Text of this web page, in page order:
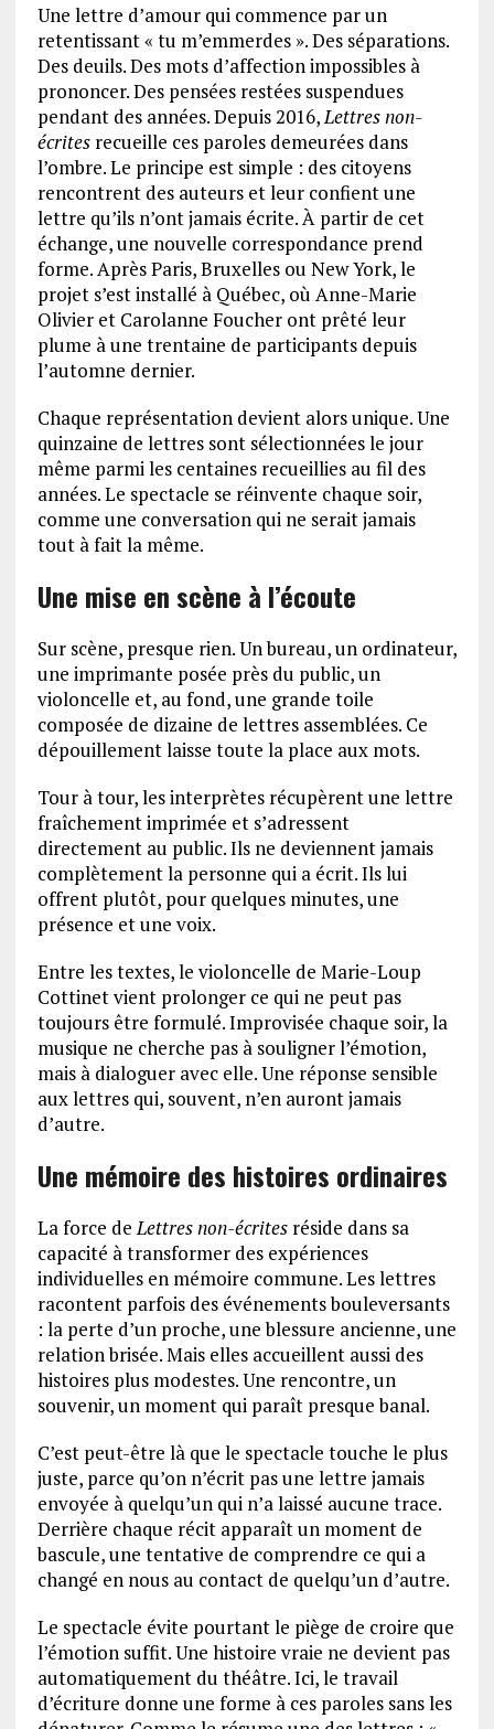
Une lettre d’amour qui commence par un
retentissant « tu m’emmerdes ». Des séparations.
Des deuils. Des mots d’affection impossibles à
prononcer. Des pensées restées suspendues
pendant des années. Depuis 2016,Lettres non-
écritesrecueille ces paroles demeurées dans
l’ombre. Le principe est simple : des citoyens
rencontrent des auteurs et leur confient une
lettre qu’ils n’ont jamais écrite. À partir de cet
échange, une nouvelle correspondance prend
forme. Après Paris, Bruxelles ou New York, le
projet s’est installé à Québec, où Anne-Marie
Olivier et Carolanne Foucher ont prêté leur
plume à une trentaine de participants depuis
l’automne dernier.
Chaque représentation devient alors unique. Une
quinzaine de lettres sont sélectionnées le jour
même parmi les centaines recueillies au fil des
années. Le spectacle se réinvente chaque soir,
comme une conversation qui ne serait jamais
tout à fait la même.
Une mise en scène à l’écoute
Sur scène, presque rien. Un bureau, un ordinateur,
une imprimante posée près du public, un
violoncelle et, au fond, une grande toile
composée de dizaine de lettres assemblées. Ce
dépouillement laisse toute la place aux mots.
Tour à tour, les interprètes récupèrent une lettre
fraîchement imprimée et s’adressent
directement au public. Ils ne deviennent jamais
complètement la personne qui a écrit. Ils lui
offrent plutôt, pour quelques minutes, une
présence et une voix.
Entre les textes, le violoncelle de Marie-Loup
Cottinet vient prolonger ce qui ne peut pas
toujours être formulé. Improvisée chaque soir, la
musique ne cherche pas à souligner l’émotion,
mais à dialoguer avec elle. Une réponse sensible
aux lettres qui, souvent, n’en auront jamais
d’autre.
Une mémoire des histoires ordinaires
La force deLettres non-écritesréside dans sa
capacité à transformer des expériences
individuelles en mémoire commune. Les lettres
racontent parfois des événements bouleversants
: la perte d’un proche, une blessure ancienne, une
relation brisée. Mais elles accueillent aussi des
histoires plus modestes. Une rencontre, un
souvenir, un moment qui paraît presque banal.
C’est peut-être là que le spectacle touche le plus
juste, parce qu’on n’écrit pas une lettre jamais
envoyée à quelqu’un qui n’a laissé aucune trace.
Derrière chaque récit apparaît un moment de
bascule, une tentative de comprendre ce qui a
changé en nous au contact de quelqu’un d’autre.
Le spectacle évite pourtant le piège de croire que
l’émotion suffit. Une histoire vraie ne devient pas
automatiquement du théâtre. Ici, le travail
d’écriture donne une forme à ces paroles sans les